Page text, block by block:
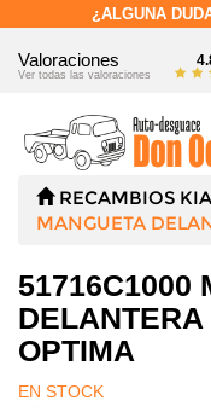
¿ALGUNA
Valoraciones
Ver todas las valoraciones
RECAMBIOS KIA
MANGUETA
51716C1000
OPTIMA
EN STOCK